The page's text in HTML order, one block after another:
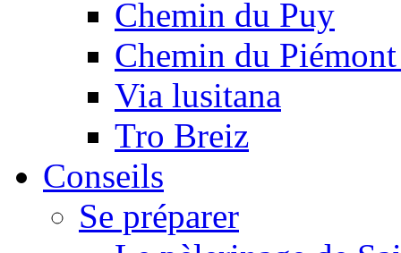
Chemin du Puy
Chemin du
Via lusitana
Tro Breiz
Conseils
Se préparer